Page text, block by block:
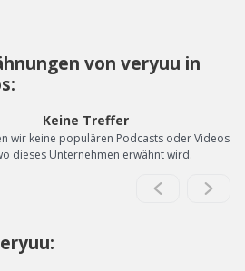
von veryuu in
Keine Treffer
wir keine populären Podcasts oder Videos
dieses Unternehmen erwähnt wird.